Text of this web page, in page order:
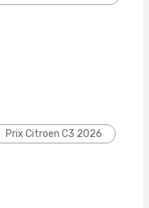
Prix Citroen C3 2026